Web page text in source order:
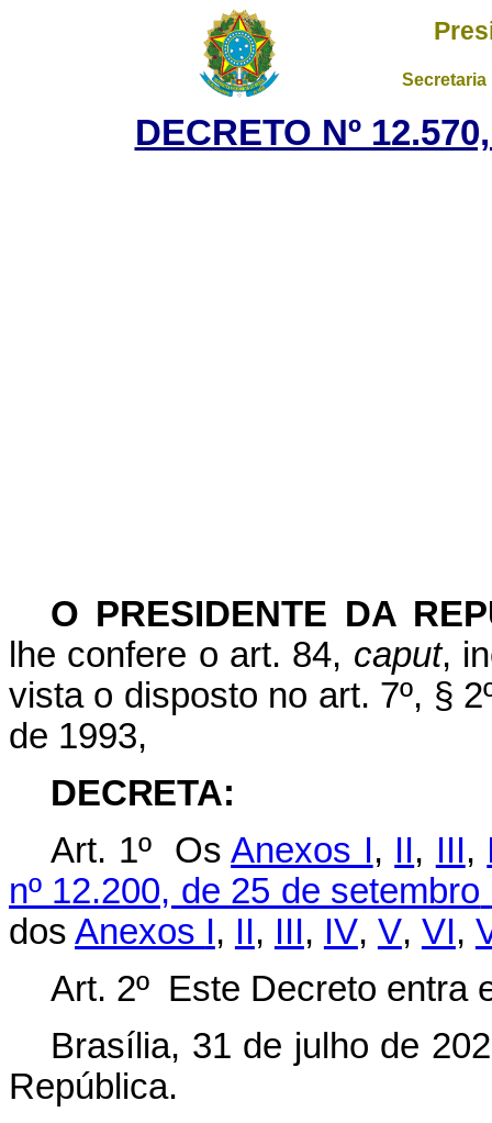
DECRETO Nº
O PRESIDENTE DA
lhe confere o art. 84, caput,
vista o disposto no art. 7º, §
de 1993,
DECRETA:
Art. 1º OsAnexos I, II, III,
nº 12.200, de 25 de setembro
dos Anexos I, II, III, IV, V, VI,
Art. 2º Este Decreto entra
Brasília, 31 de julho de
República.